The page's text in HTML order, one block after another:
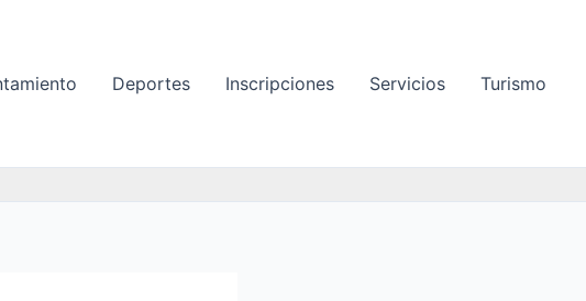
Deportes Inscripciones Servicios Turismo